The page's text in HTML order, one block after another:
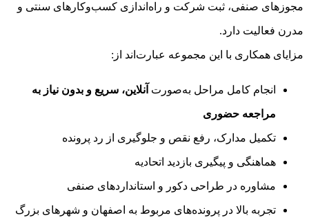
مجوزهای صنفی، ثبت شرکت و راه‌اندازی کسب‌وکارهای سنتی و
مدرن فعالیت دارد.
مزایای همکاری با این مجموعه عبارت‌اند از:
انجام کامل مراحل به‌صورت آنلاین، سریع و بدون نیاز به
مراجعه حضوری
تکمیل مدارک، رفع نقص و جلوگیری از رد پرونده
هماهنگی و پیگیری بازدید اتحادیه
مشاوره در طراحی دکور و استانداردهای صنفی
تجربه بالا در پرونده‌های مربوط به اصفهان و شهرهای بزرگ